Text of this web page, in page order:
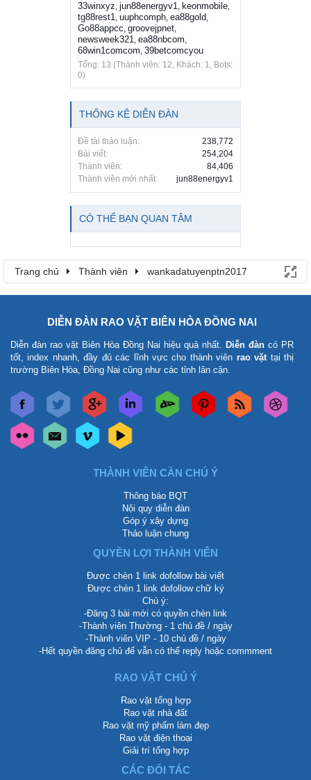
33winxyz, jun88energyv1, keonmobile,
tg88rest1, uuphcomph, ea88gold,
Go88appcc, groovejpnet,
newsweek321, ea88nbcom,
68win1comcom, 39betcomcyou
Tổng: 13 (Thành viên: 12, Khách: 1, Bots:
0)
THỐNG KÊ DIỄN ĐÀN
Đề tài thảo luận:
238,772
Bài viết:
254,204
Thành viên:
84,406
Thành viên mới nhất:
jun88energyv1
CÓ THỂ BẠN QUAN TÂM
Trang chủ Thành viên wankadatuyenptn2017
DIỄN ĐÀN RAO VẶT BIÊN HÒA ĐỒNG NAI
Diễn đàn rao vặt Biên Hòa Đồng Nai hiệu quả nhất. Diễn đàn có PR
tốt, index nhanh, đầy đủ các lĩnh vực cho thành viên rao vặttại thị
trường Biên Hòa, Đồng Nai cũng như các tỉnh lân cận.
THÀNH VIÊN CẦN CHÚ Ý
Thông báo BQT
Nội quy diễn đàn
Góp ý xây dựng
Thảo luận chung
QUYỀN LỢI THÀNH VIÊN
Được chèn 1 link dofollow bài viết
Được chèn 1 link dofollow chữ ký
Chú ý:
-Đăng 3 bài mới có quyền chèn link
-Thành viên Thường - 1 chủ đề / ngày
-Thành viên VIP - 10 chủ đề / ngày
-Hết quyền đăng chủ để vẫn có thể reply hoặc commment
RAO VẶT CHÚ Ý
Rao vặt tổng hợp
Rao vặt nhà đất
Rao vặt mỹ phẩm làm đẹp
Rao vặt điện thoại
Giải trí tổng hợp
CÁC ĐỐI TÁC